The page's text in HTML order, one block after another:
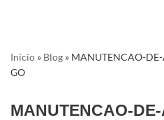
Início » Blog » MANUTENCAO-
GO
MANUTENCAO-